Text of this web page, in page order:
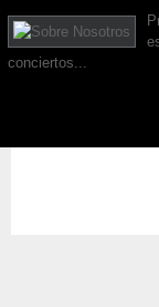
conciertos...